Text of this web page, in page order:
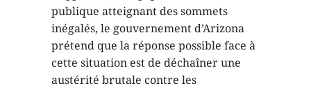
publique atteignant des sommets
inégalés, le gouvernement d’Arizona
prétend que la réponse possible face à
cette situation est de déchaîner une
austérité brutale contre les